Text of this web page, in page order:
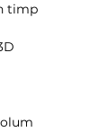
timp